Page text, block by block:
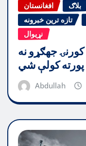
افغانستان بلاګ
تازه ترین خبرونه
نړیوال
جهګړو نه
کولې شي
Abdullah